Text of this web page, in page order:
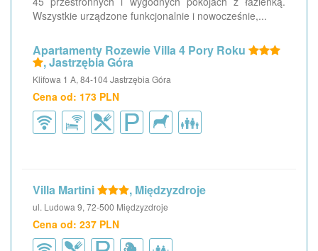
Wszystkie urządzone funkcjonalnie i nowocześnie,...
Apartamenty Rozewie Villa 4 Pory Roku
, Jastrzębia Góra
Klifowa 1 A, 84-104 Jastrzębia Góra
Cena od: 173 PLN
Villa Martini , Międzyzdroje
ul. Ludowa 9, 72-500 Międzyzdroje
Cena od: 237 PLN